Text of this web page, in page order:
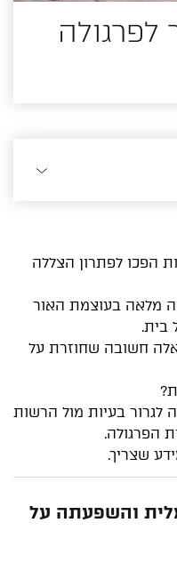
לפרגולה
הפכו לפתרון הצללה
מלאה בעוצמת האור
בית.
חשובה שחוזרת על
לגרור בעיות מול הרשות
הפרגולה.
שצריך.
והשפעתה על